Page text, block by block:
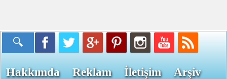
Hakkımda Reklam İletişim Arşiv